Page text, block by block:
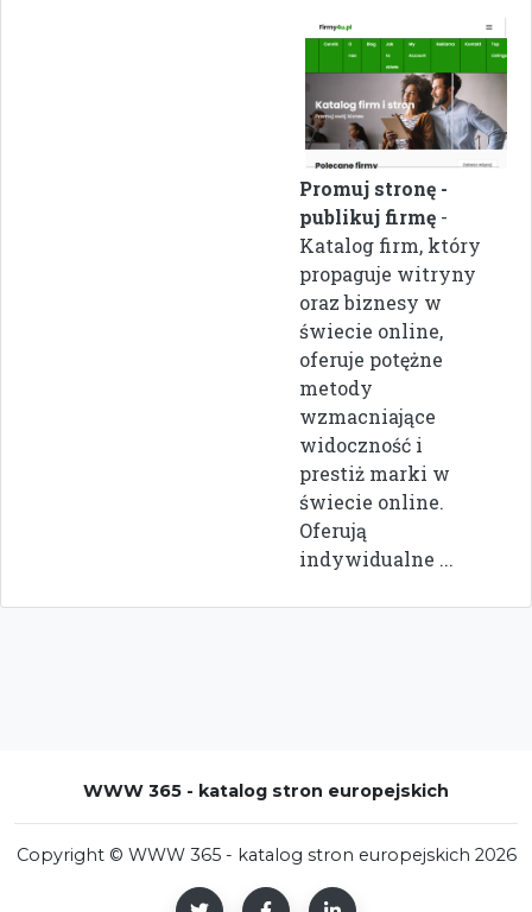
Promuj stronę -
publikuj firmę -
Katalog firm, który
propaguje witryny
oraz biznesy w
świecie online,
oferuje potężne
metody
wzmacniające
widoczność i
prestiż marki w
świecie online.
Oferują
indywidualne ...
WWW 365 - katalog stron europejskich
Copyright © WWW 365 - katalog stron europejskich 2026